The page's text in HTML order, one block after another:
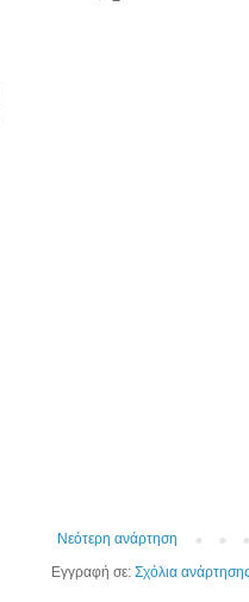
Νεότερη ανάρτηση
Εγγραφή σε: Σχόλια